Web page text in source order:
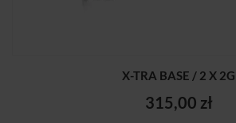
X-TRA BASE / 2 X 2G
315,00 zł